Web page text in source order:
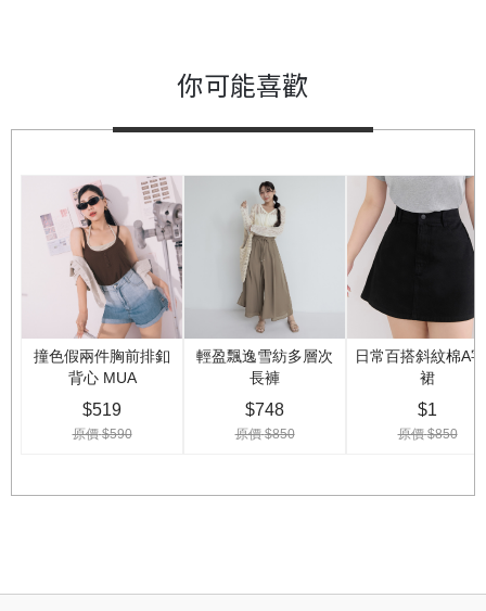
你可能喜歡